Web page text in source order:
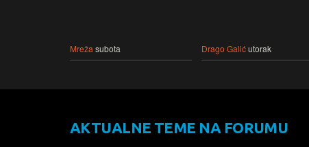
Mreža subota Drago Galićutorak
AKTUALNE TEME NA FORUMU